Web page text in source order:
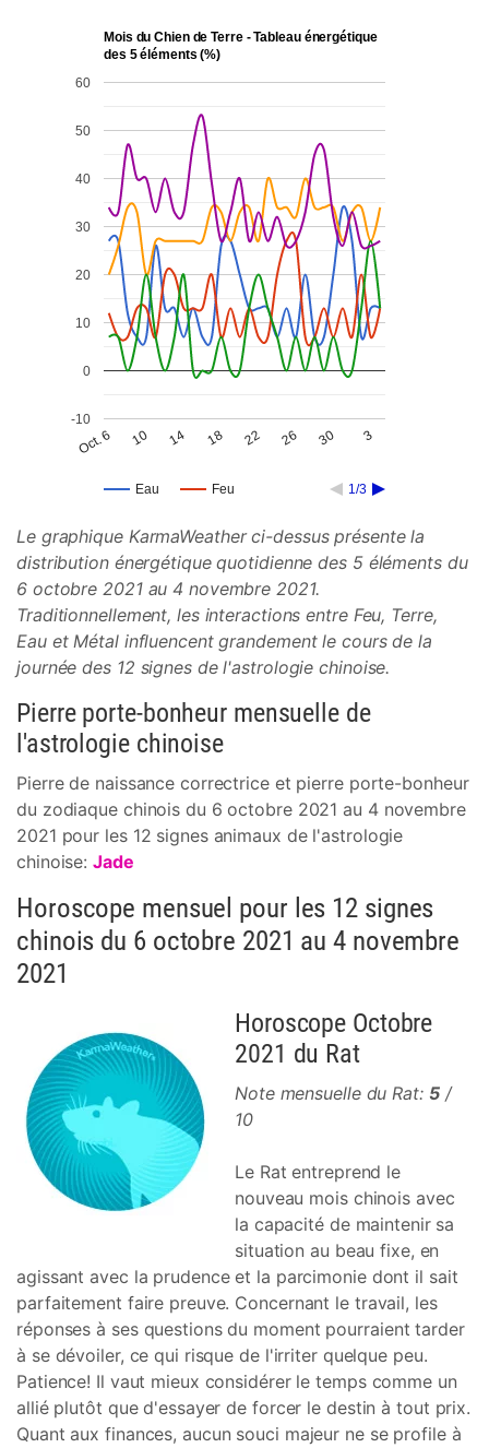
Mois du Chien de Terre - Tableau énergétique
des 5 éléments (%)
Eau Feu 1/3
Oct. 6 10 14 18 22 26 30 3
-10
0
10
20
30
40
50
60
Le graphique KarmaWeather ci-dessus présente la
distribution énergétique quotidienne des 5 éléments du
6 octobre 2021 au 4 novembre 2021.
Traditionnellement, les interactions entre Feu, Terre,
Eau et Métal influencent grandement le cours de la
journée des 12 signes de l'astrologie chinoise.
Pierre porte-bonheur mensuelle de
l'astrologie chinoise
Pierre de naissance correctrice et pierre porte-bonheur
du zodiaque chinois du 6 octobre 2021 au 4 novembre
2021 pour les 12 signes animaux de l'astrologie
chinoise:Jade
Horoscope mensuel pour les 12 signes
chinois du 6 octobre 2021 au 4 novembre
2021
Horoscope Octobre
2021 du Rat
Note mensuelle du Rat: 5/
10
Le Rat entreprend le
nouveau mois chinois avec
la capacité de maintenir sa
situation au beau fixe, en
agissant avec la prudence et la parcimonie dont il sait
parfaitement faire preuve. Concernant le travail, les
réponses à ses questions du moment pourraient tarder
à se dévoiler, ce qui risque de l'irriter quelque peu.
Patience! Il vaut mieux considérer le temps comme un
allié plutôt que d'essayer de forcer le destin à tout prix.
Quant aux finances, aucun souci majeur ne se profile à